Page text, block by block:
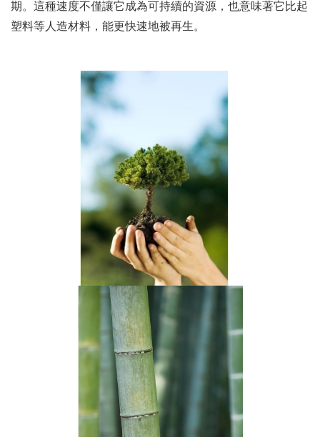
期。這種速度不僅讓它成為可持續的資源，也意味著它比起
塑料等人 造材料，能更快速地被再生。